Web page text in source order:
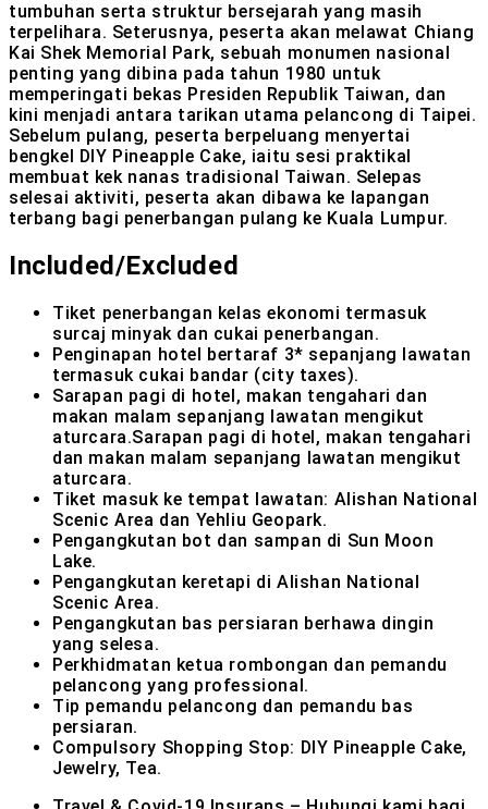
tumbuhan serta struktur bersejarah yang masih
terpelihara. Seterusnya, peserta akan melawat Chiang
Kai Shek Memorial Park, sebuah monumen nasional
penting yang dibina pada tahun 1980 untuk
memperingati bekas Presiden Republik Taiwan, dan
kini menjadi antara tarikan utama pelancong di Taipei.
Sebelum pulang, peserta berpeluang menyertai
bengkel DIY Pineapple Cake, iaitu sesi praktikal
membuat kek nanas tradisional Taiwan. Selepas
selesai aktiviti, peserta akan dibawa ke lapangan
terbang bagi penerbangan pulang ke Kuala Lumpur.
Included/Excluded
Tiket penerbangan kelas ekonomi termasuk
surcaj minyak dan cukai penerbangan.
Penginapan hotel bertaraf 3* sepanjang lawatan
termasuk cukai bandar (city taxes).
Sarapan pagi di hotel, makan tengahari dan
makan malam sepanjang lawatan mengikut
aturcara.Sarapan pagi di hotel, makan tengahari
dan makan malam sepanjang lawatan mengikut
aturcara.
Tiket masuk ke tempat lawatan: Alishan National
Scenic Area dan Yehliu Geopark.
Pengangkutan bot dan sampan di Sun Moon
Lake.
Pengangkutan keretapi di Alishan National
Scenic Area.
Pengangkutan bas persiaran berhawa dingin
yang selesa.
Perkhidmatan ketua rombongan dan pemandu
pelancong yang professional.
Tip pemandu pelancong dan pemandu bas
persiaran.
Compulsory Shopping Stop: DIY Pineapple Cake,
Jewelry, Tea.